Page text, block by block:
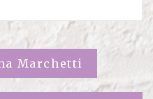
Marchetti